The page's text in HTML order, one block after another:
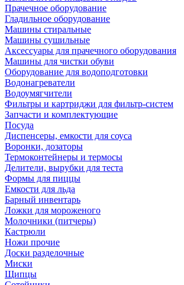
Прачечное оборудование
Гладильное оборудование
Машины стиральные
Машины сушильные
Аксессуары для прачечного оборудования
Машины для чистки обуви
Оборудование для водоподготовки
Водонагреватели
Водоумягчители
Фильтры и картриджи для фильтр-систем
Запчасти и комплектующие
Посуда
Диспенсеры, емкости для соуса
Воронки, дозаторы
Термоконтейнеры и термосы
Делители, вырубки для теста
Формы для пиццы
Емкости для льда
Барный инвентарь
Ложки для мороженого
Молочники (питчеры)
Кастрюли
Ножи прочие
Доски разделочные
Миски
Щипцы